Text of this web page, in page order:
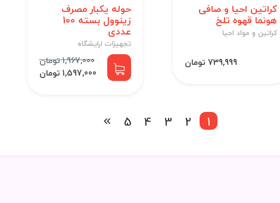
کراتین احیا و صافی
هونما قهوه تلخ
کراتین و مواد احیا
739,999 تومان
حوله یکبار مصرف
زینوول بسته 100
عددی
تجهیزات ارایشگاه
1,967,000 تومان
1,597,000 تومان
1
2
3
4
5